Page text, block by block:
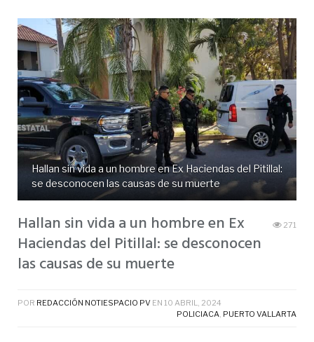
Hallan sin vida a un hombre en Ex Haciendas del Pitillal:
se desconocen las causas de su muerte
Hallan sin vida a un hombre en Ex
Haciendas del Pitillal: se desconocen
las causas de su muerte
271
POR REDACCIÓN NOTIESPACIO PV EN 10 ABRIL, 2024
POLICIACA, PUERTO VALLARTA